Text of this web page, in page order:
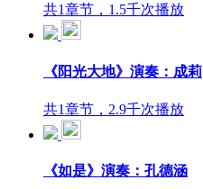
共1章节，1.5千次播放
《阳光大地》演奏：成莉
共1章节，2.9千次播放
《如是》演奏：孔德涵